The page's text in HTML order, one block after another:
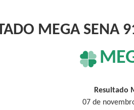
MEGA
Resultado
07 de